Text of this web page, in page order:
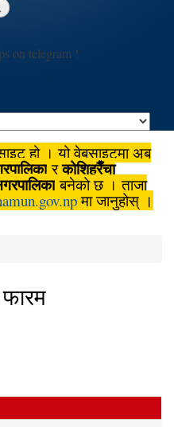
on telegram !
हो । यो वेबसाइटमा अब
रकोशिहरैँचा
बनेको छ । ताजा
मा जानुहोस् ।